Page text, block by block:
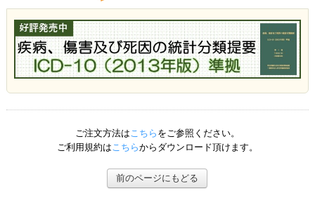
ご注文方法はこちら をご参照ください。
ご利用規約はこちらからダウンロード頂けます。
前のページにもどる